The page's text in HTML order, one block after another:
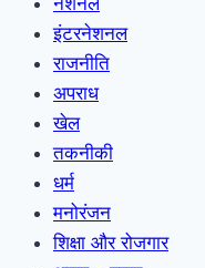
इंटरनेशनल
राजनीति
अपराध
खेल
तकनीकी
धर्म
मनोरंजन
शिक्षा और रोजगार